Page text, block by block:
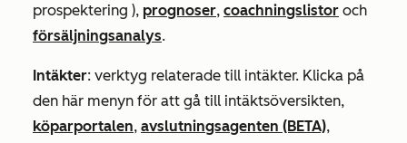
prospektering ), prognoser, coachningslistor och
försäljningsanalys.
Intäkter: verktyg relaterade till intäkter. Klicka på
den här menyn för att gå till intäktsöversikten,
köparportalen, avslutningsagenten (BETA),